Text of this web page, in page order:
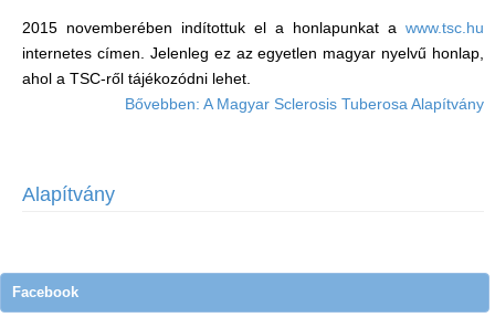
2015 novemberében indítottuk el a honlapunkat a www.tsc.hu
internetes címen. Jelenleg ez az egyetlen magyar nyelvű honlap,
ahol a TSC-ről tájékozódni lehet.
Bővebben: A Magyar Sclerosis Tuberosa Alapítvány
Alapítvány
Facebook